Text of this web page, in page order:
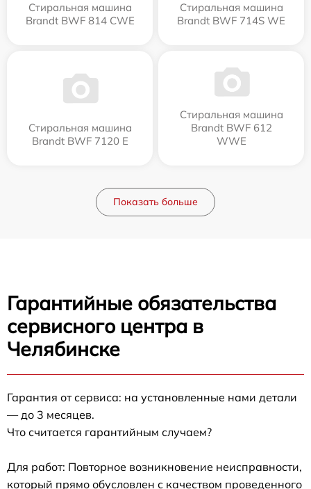
Стиральная машина
Brandt BWF 814 CWE
Стиральная машина
Brandt BWF 714S WE
Стиральная машина
Brandt BWF 7120 E
Стиральная машина
Brandt BWF 612
WWE
Показать больше
Гарантийные обязательства
сервисного центра в
Челябинске
Гарантия от сервиса: на установленные нами детали
— до 3 месяцев.
Что считается гарантийным случаем?
Для работ: Повторное возникновение неисправности,
который прямо обусловлен с качеством проведенного